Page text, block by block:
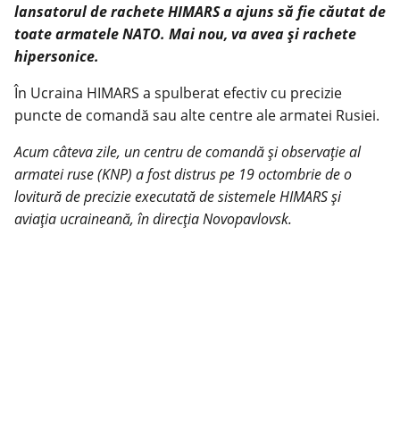
lansatorul de rachete HIMARS a ajuns să fie căutat de
toate armatele NATO. Mai nou, va avea și rachete
hipersonice.
În Ucraina HIMARS a spulberat efectiv cu precizie
puncte de comandă sau alte centre ale armatei Rusiei.
Acum câteva zile, un centru de comandă și observație al
armatei ruse (KNP) a fost distrus pe 19 octombrie de o
lovitură de precizie executată de sistemele HIMARS și
aviația ucraineană, în direcția Novopavlovsk.